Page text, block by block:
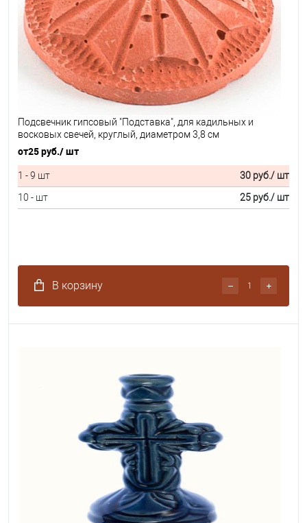
Подсвечник гипсовый "Подставка", для кадильных и
восковых свечей, круглый, диаметром 3,8 см
от25 руб./ шт
1 - 9 шт 30 руб./ шт
10 - шт
25 руб./ шт
В корзину